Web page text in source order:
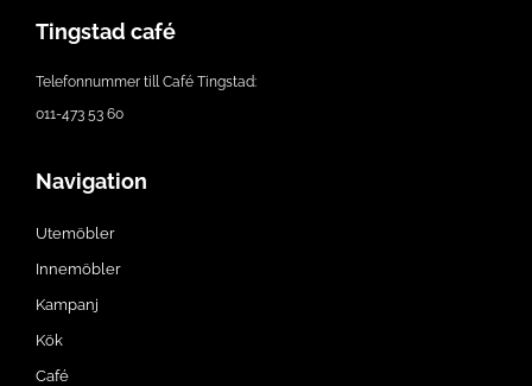
Tingstad café
Telefonnummer till Café Tingstad:
011-473 53 60
Navigation
Utemöbler
Innemöbler
Kampanj
Kök
Café